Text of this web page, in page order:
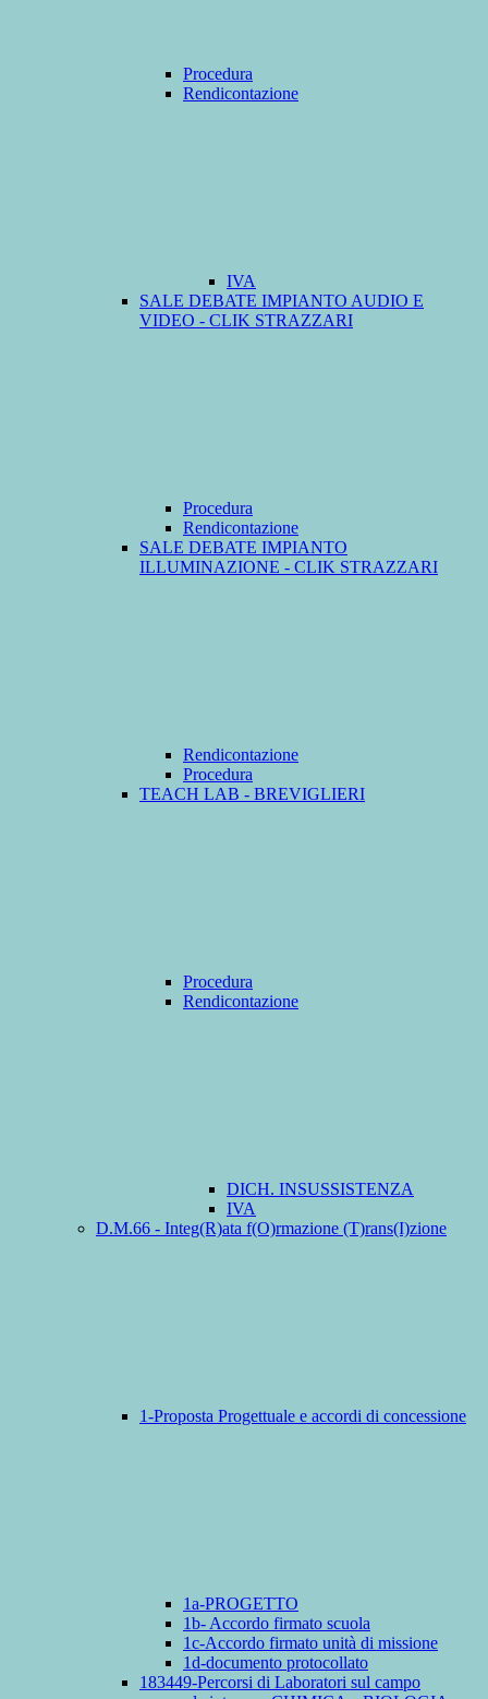
Procedura
Rendicontazione
IVA
SALE DEBATE IMPIANTO AUDIO E
VIDEO - CLIK STRAZZARI
Procedura
Rendicontazione
SALE DEBATE IMPIANTO
ILLUMINAZIONE - CLIK STRAZZARI
Rendicontazione
Procedura
TEACH LAB - BREVIGLIERI
Procedura
Rendicontazione
DICH. INSUSSISTENZA
IVA
D.M.66 - Integ(R)ata f(O)rmazione (T)rans(I)zione
1-Proposta Progettuale e accordi di concessione
1a-PROGETTO
1b- Accordo firmato scuola
1c-Accordo firmato unità di missione
1d-documento protocollato
183449-Percorsi di Laboratori sul campo